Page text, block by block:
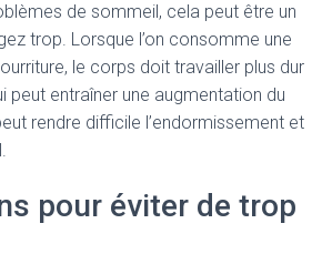
de sommeil, cela peut être un
trop. Lorsque l’on consomme une
le corps doit travailler plus dur
peut entraîner une augmentation du
rendre difficile l’endormissement et
pour éviter de trop